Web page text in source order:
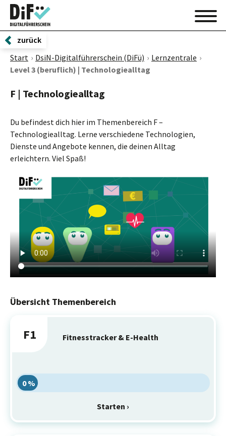
zurück
Start
DsiN-Digitalführerschein (DiFü)
Lernzentrale
Level 3 (beruflich) | Technologiealltag
F | Technologiealltag
Du befindest dich hier im Themenbereich F –
Technologiealltag. Lerne verschiedene Technologien,
Dienste und Angebote kennen, die deinen Alltag
erleichtern. Viel Spaß!
Übersicht Themenbereich
F1 Fitnesstracker & E-Health
0 %
Starten ›